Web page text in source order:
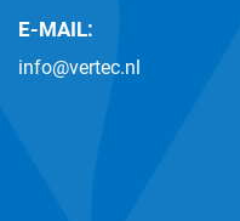
E-MAIL:
info@vertec.nl